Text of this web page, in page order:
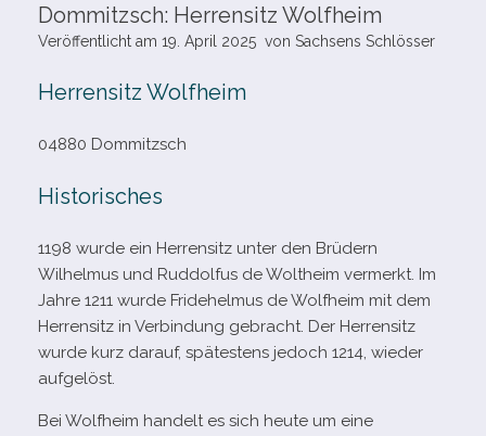
Dommitzsch: Herrensitz Wolfheim
Veröffentlicht am 19. April 2025 von Sachsens Schlösser
Herrensitz Wolfheim
04880 Dommitzsch
Historisches
1198 wurde ein Herrensitz unter den Brüdern
Wilhelmus und Ruddolfus de Woltheim ver­merkt. Im
Jahre 1211 wurde Fridehelmus de Wolfheim mit dem
Herrensitz in Verbindung gebracht. Der Herrensitz
wurde kurz dar­auf, spä­tes­tens jedoch 1214, wie­der
aufgelöst.
Bei Wolfheim han­delt es sich heute um eine